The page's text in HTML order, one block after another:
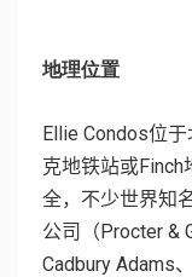
地理位置
Ellie Condos位于
克地铁站或Finch
全，不少世界知
公司（Procter &
Cadbury Adams